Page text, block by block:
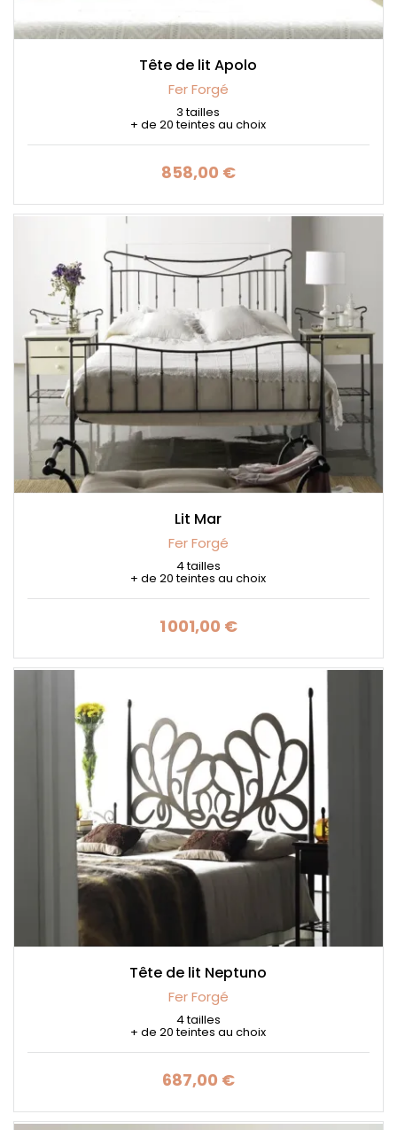
Tête de lit Apolo
Fer Forgé
3 tailles
+ de 20 teintes au choix
Prix
858,00 €
Lit Mar
Fer Forgé
4 tailles
+ de 20 teintes au choix
Prix
1 001,00 €
Tête de lit Neptuno
Fer Forgé
4 tailles
+ de 20 teintes au choix
Prix
687,00 €